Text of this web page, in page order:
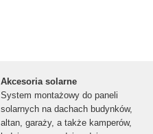
Akcesoria solarne
System montażowy do paneli
solarnych na dachach budynków,
altan, garaży, a także kamperów,